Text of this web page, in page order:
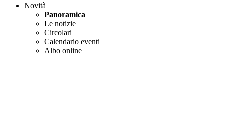
Novità
Panoramica
Le notizie
Circolari
Calendario eventi
Albo online